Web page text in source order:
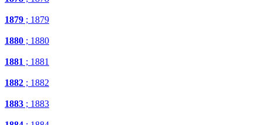
1879 ; 1879
1880 ; 1880
1881 ; 1881
1882 ; 1882
1883 ; 1883